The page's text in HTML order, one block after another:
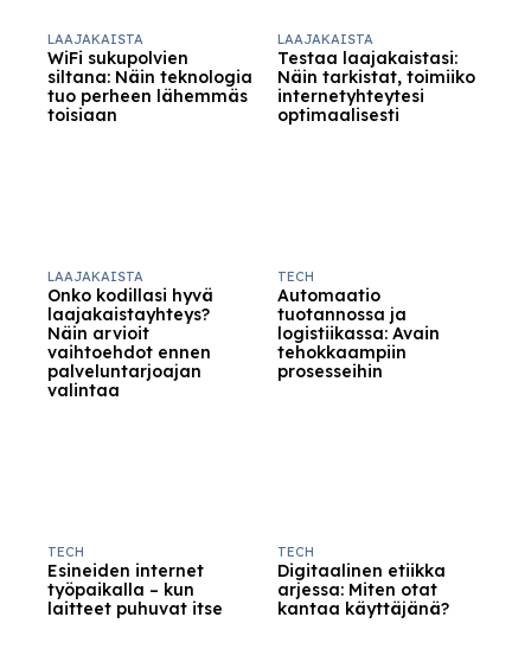
WiFi sukupolvien
siltana: Näin teknologia
tuo perheen lähemmäs
toisiaan
LAAJAKAISTA
Testaa laajakaistasi:
Näin tarkistat, toimiiko
internetyhteytesi
optimaalisesti
LAAJAKAISTA
Onko kodillasi hyvä
laajakaistayhteys?
Näin arvioit
vaihtoehdot ennen
palveluntarjoajan
valintaa
LAAJAKAISTA
Automaatio
tuotannossa ja
logistiikassa: Avain
tehokkaampiin
prosesseihin
TECH
Esineiden internet
työpaikalla – kun
laitteet puhuvat itse
TECH
Digitaalinen etiikka
arjessa: Miten otat
kantaa käyttäjänä?
TECH